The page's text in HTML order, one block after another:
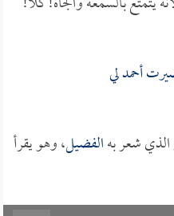
أحمد لي
شعر بهالفضيل، وهو يقرأ